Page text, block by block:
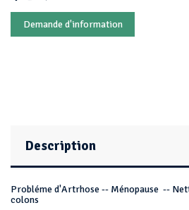
Demande d'information
Description
Probléme d'Artrhose -- Ménopause --
colons